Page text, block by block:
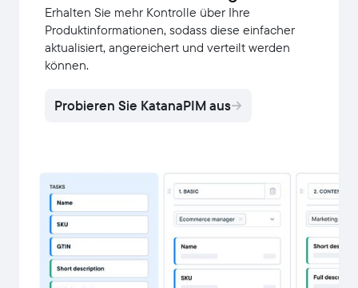
Erhalten Sie mehr Kontrolle über Ihre
Produktinformationen, sodass diese einfacher
aktualisiert, angereichert und verteilt werden
können.
Probieren Sie KatanaPIM aus